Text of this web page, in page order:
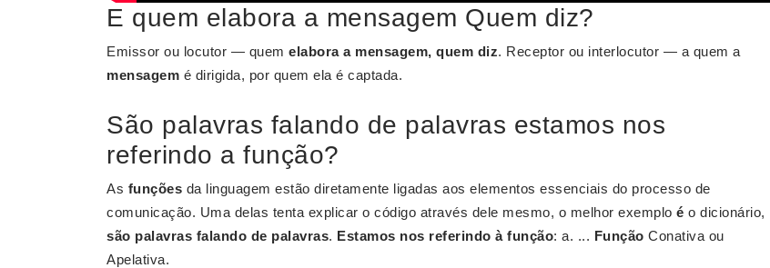
E quem elabora a mensagem Quem diz?
Emissor ou locutor — quem elabora a mensagem, quem diz. Receptor ou interlocutor — a quem a
mensagem é dirigida, por quem ela é captada.
São palavras falando de palavras estamos nos
referindo a função?
As funções da linguagem estão diretamente ligadas aos elementos essenciais do processo de
comunicação. Uma delas tenta explicar o código através dele mesmo, o melhor exemplo é o dicionário,
são palavras falando de palavras. Estamos nos referindo à função: a. ... Função Conativa ou
Apelativa.